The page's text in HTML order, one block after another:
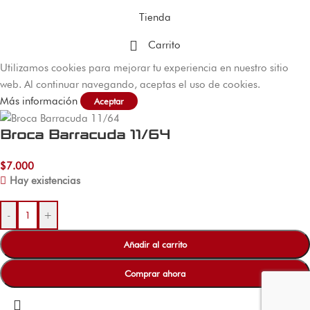
Tienda
Carrito
Utilizamos cookies para mejorar tu experiencia en nuestro sitio
web. Al continuar navegando, aceptas el uso de cookies.
Más información
Aceptar
Broca Barracuda 11/64
$7.000
Hay existencias
- +
Añadir al carrito
Comprar ahora